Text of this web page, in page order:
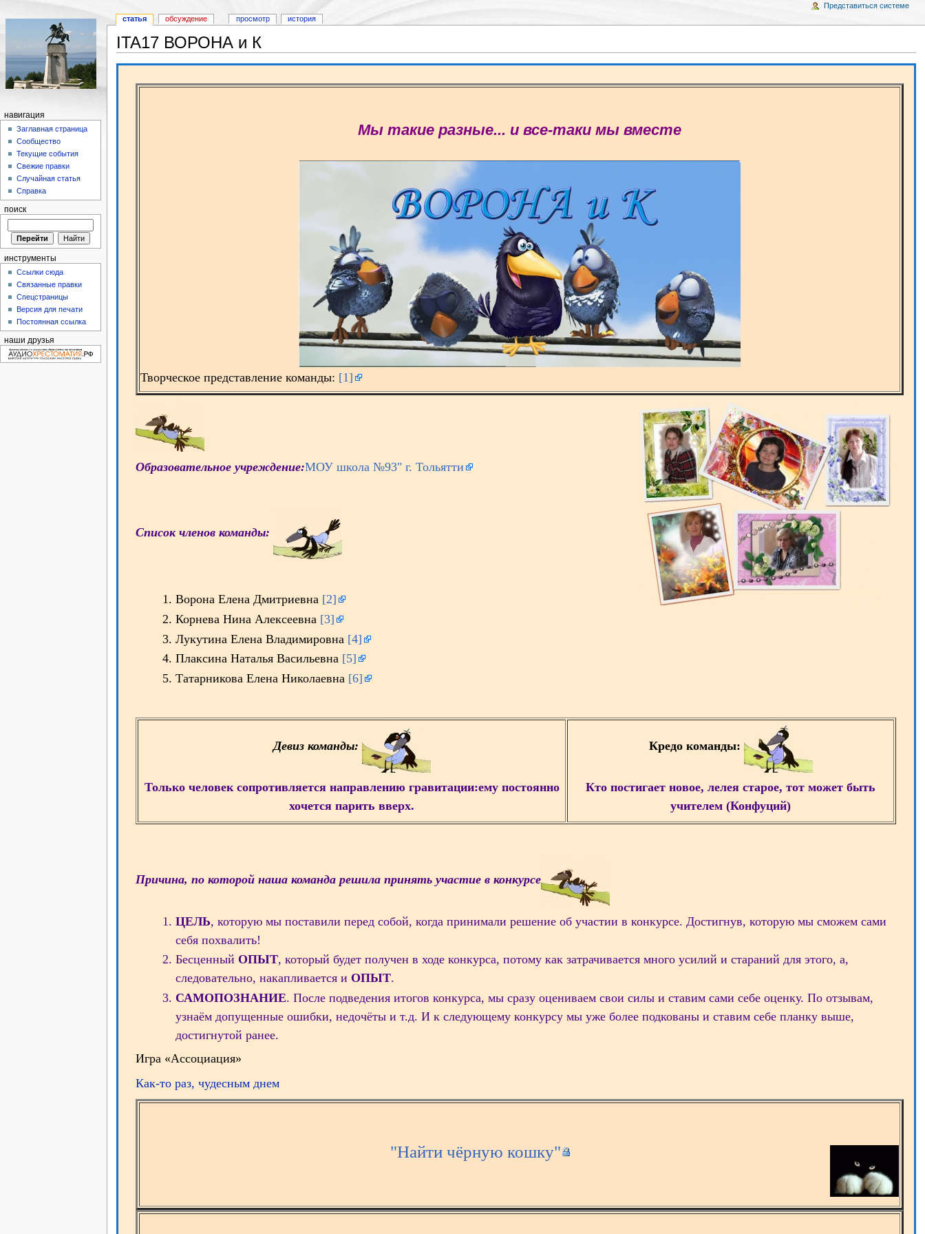
ITA17 ВОРОНА и К
Мы такие разные... и все-таки мы вместе
Творческое представление команды: [1]
Образовательное учреждение:МОУ школа №93" г. Тольятти
Список членов команды:
Ворона Елена Дмитриевна [2]
Корнева Нина Алексеевна [3]
Лукутина Елена Владимировна [4]
Плаксина Наталья Васильевна [5]
Татарникова Елена Николаевна [6]
Девиз команды:
Только человек сопротивляется направлению гравитации:ему постоянно
хочется парить вверх.
Кредо команды:
Кто постигает новое, лелея старое, тот может быть
учителем (Конфуций)
Причина, по которой наша команда решила принять участие в конкурсе
ЦЕЛЬ, которую мы поставили перед собой, когда принимали решение об участии в конкурсе. Достигнув, которую мы сможем сами
себя похвалить!
Бесценный ОПЫТ, который будет получен в ходе конкурса, потому как затрачивается много усилий и стараний для этого, а,
следовательно, накапливается и ОПЫТ.
САМОПОЗНАНИЕ. После подведения итогов конкурса, мы сразу оцениваем свои силы и ставим сами себе оценку. По отзывам,
узнаём допущенные ошибки, недочёты и т.д. И к следующему конкурсу мы уже более подкованы и ставим себе планку выше,
достигнутой ранее.
Игра «Ассоциация»
Как-то раз, чудесным днем
"Найти чёрную кошку"
статья обсуждение просмотр история
Представиться системе
навигация
Заглавная страница
Сообщество
Текущие события
Свежие правки
Случайная статья
Справка
поиск
инструменты
Ссылки сюда
Связанные правки
Спецстраницы
Версия для печати
Постоянная ссылка
наши друзья